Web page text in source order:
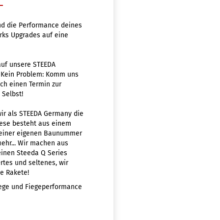
die Performance deines
Upgrades auf eine
unsere STEEDA
Problem: Komm uns
einen Termin zur
als STEEDA Germany die
besteht aus einem
eigenen Baunummer
Wir machen aus
Steeda Q Series
und seltenes, wir
Rakete!
und Fiegeperformance